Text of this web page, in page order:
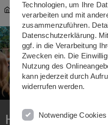
Humboldt-Zentrum für
Humboldt-
Technologien, um Ihre
verarbeiten und mit
zusammenzuführen.
Datenschutzerklärung.
ggf. in die Verarbeitung
Zwecken ein. Die
Nutzung des
kann jederzeit durch
widerrufen werden.
Notwendige Cookies